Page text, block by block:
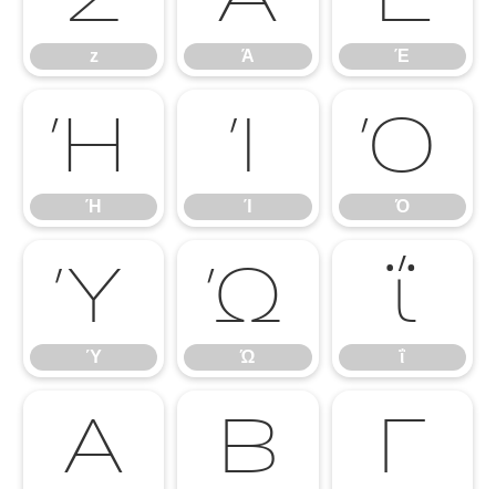
z Ά Έ
Ή
Ή
Ί
Ί
Ό
Ό
Ύ
Ύ
Ώ
Ώ
ΐ
ΐ
Α Β Γ